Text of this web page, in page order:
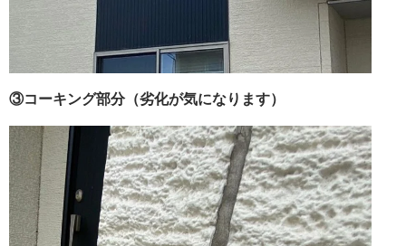
③コーキング部分（劣化が気になります）